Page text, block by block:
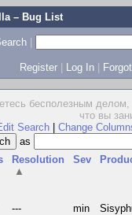
– Bug List
|
Register | Log In |
бесполезным делом,
что вы
Search Change
as
Resolution
▲
Sev
--- min